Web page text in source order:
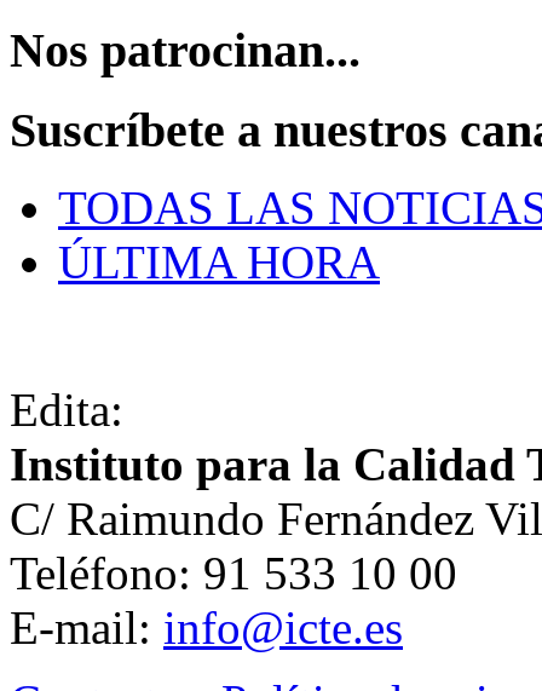
Nos patrocinan...
Suscríbete a nuestros
TODAS LAS
ÚLTIMA HORA
Edita:
Instituto para la Calidad
C/ Raimundo Fernández
Teléfono: 91 533 10 00
E-mail: info@icte.es